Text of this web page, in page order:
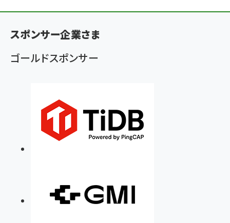
ン
く
ず
スポンサー企業さま
ゴールドスポンサー